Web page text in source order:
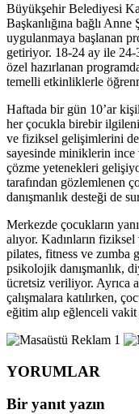
Büyükşehir Belediyesi
Başkanlığına bağlı
uygulanmaya başlanan
getiriyor. 18-24 ay ile
özel hazırlanan
temelli etkinliklerle
Haftada bir gün 10’ar
her çocukla birebir
ve fiziksel gelişimlerini
sayesinde miniklerin
çözme yetenekleri
tarafından gözlemlenen
danışmanlık desteği de
Merkezde çocukların
alıyor. Kadınların
pilates, fitness ve zumba
psikolojik danışmanlık,
ücretsiz veriliyor. Ayrıca
çalışmalara katılırken,
eğitim alıp eğlenceli
YORUMLAR
Bir yanıt yazın